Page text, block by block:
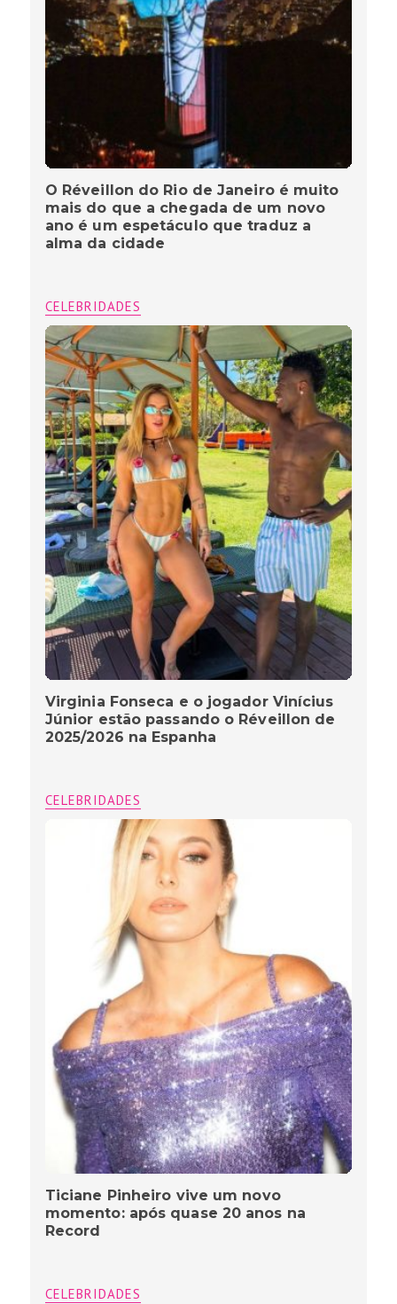
O Réveillon do Rio de Janeiro é muito
mais do que a chegada de um novo
ano é um espetáculo que traduz a
alma da cidade
CELEBRIDADES
Virginia Fonseca e o jogador Vinícius
Júnior estão passando o Réveillon de
2025/2026 na Espanha
CELEBRIDADES
Ticiane Pinheiro vive um novo
momento: após quase 20 anos na
Record
CELEBRIDADES